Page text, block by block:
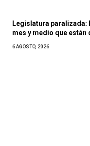
Legislatura
mes y medio que están
6 AGOSTO, 2026